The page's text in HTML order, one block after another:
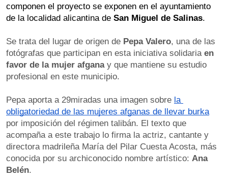
componen el proyecto se exponen en el ayuntamiento
de la localidad alicantina de San Miguel de Salinas.
Se trata del lugar de origen de Pepa Valero, una de las
fotógrafas que participan en esta iniciativa solidaria en
favor de la mujer afgana y que mantiene su estudio
profesional en este municipio.
Pepa aporta a 29miradas una imagen sobre la
obligatoriedad de las mujeres afganas de llevar burka
por imposición del régimen talibán. El texto que
acompaña a este trabajo lo firma la actriz, cantante y
directora madrileña María del Pilar Cuesta Acosta, más
conocida por su archiconocido nombre artístico: Ana
Belén.